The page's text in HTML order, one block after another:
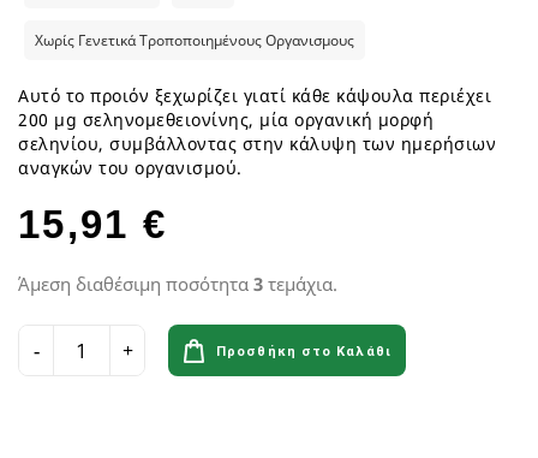
Χωρίς Γενετικά Τροποποιημένους Οργανισμους
Αυτό το προιόν ξεχωρίζει γιατί κάθε κάψουλα περιέχει
200 μg σεληνομεθειονίνης, μία οργανική μορφή
σεληνίου, συμβάλλοντας στην κάλυψη των ημερήσιων
αναγκών του οργανισμού.
15,91 €
Άμεση διαθέσιμη ποσότητα 3 τεμάχια.
Προσθήκη στο Καλάθι